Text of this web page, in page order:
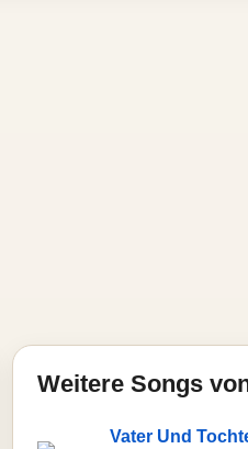
Weitere Songs
Vater Und